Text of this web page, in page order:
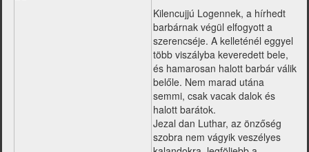
Kilencujjú Logennek, a hírhedt
barbárnak végül elfogyott a
szerencséje. A kelleténél eggyel
több viszályba keveredett bele,
és hamarosan halott barbár válik
belőle. Nem marad utána
semmi, csak vacak dalok és
halott barátok.
Jezal dan Luthar, az önzőség
szobra nem vágyik veszélyes